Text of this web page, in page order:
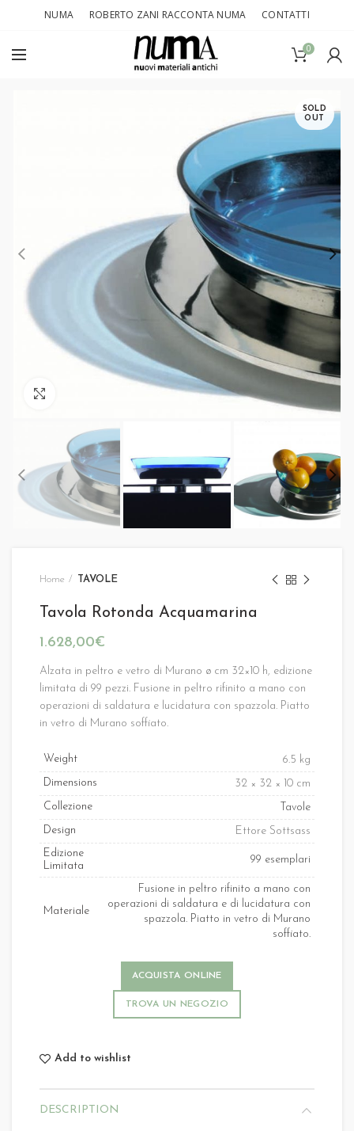
NUMA ROBERTO ZANI RACCONTA NUMA CONTATTI
0
SOLD
OUT
Home TAVOLE
Tavola Rotonda Acquamarina
€
Alzata in peltro e vetro di Murano ø cm 32×10 h, edizione
limitata di 99 pezzi. Fusione in peltro rifinito a mano con
operazioni di saldatura e lucidatura con spazzola. Piatto
in vetro di Murano soffiato.
Weight
6.5 kg
Dimensions
32 × 32 × 10 cm
Collezione
Tavole
Design
Ettore Sottsass
Edizione
Limitata
99 esemplari
Materiale
Fusione in peltro rifinito a mano con
operazioni di saldatura e di lucidatura con
spazzola. Piatto in vetro di Murano
soffiato.
ACQUISTA ONLINE
TROVA UN NEGOZIO
Add to wishlist
DESCRIPTION